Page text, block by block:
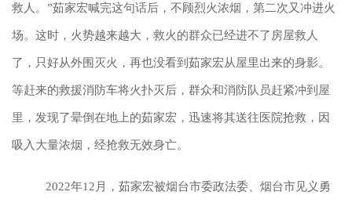
救人。”茹家宏喊完这句话后，不顾烈火浓烟，第二次又冲进火
场。这时，火势越来越大，救火的群众已经进不了房屋救人
了，只好从外围灭火，再也没看到茹家宏从屋里出来的身影。
等赶来的救援消防车将火扑灭后，群众和消防队员赶紧冲到屋
里，发现了晕倒在地上的茹家宏，迅速将其送往医院抢救，因
吸入大量浓烟，经抢救无效身亡。
2022年12月，茹家宏被烟台市委政法委、烟台市见义勇